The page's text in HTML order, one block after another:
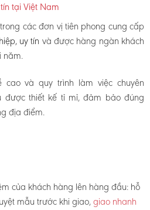
tại Việt Nam
các đơn vị tiên phong cung cấp
uy tín và được hàng ngàn khách
năm.
và quy trình làm việc chuyên
được thiết kế tỉ mỉ, đảm bảo đúng
địa điểm.
của khách hàng lên hàng đầu: hỗ
mẫu trước khi giao,giao nhanh